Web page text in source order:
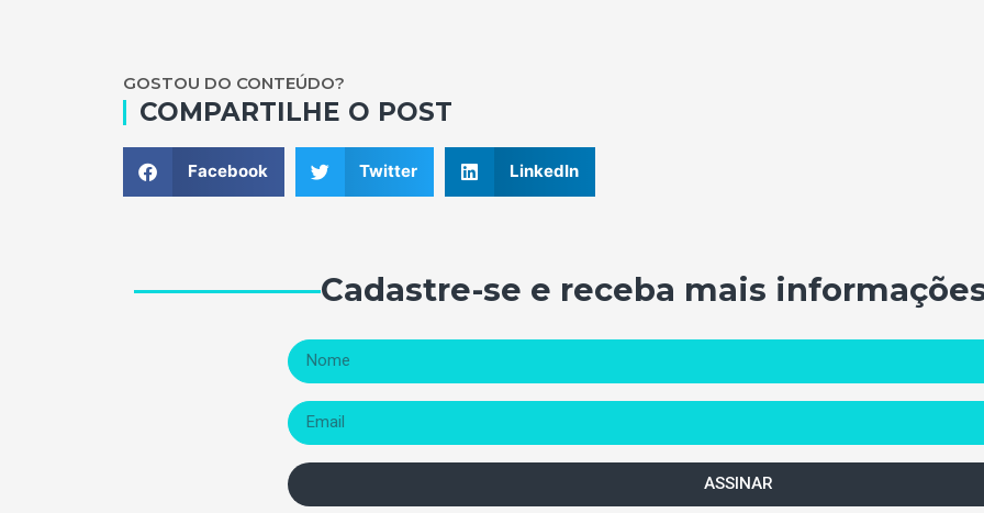
GOSTOU DO CONTEÚDO?
COMPARTILHE O POST
Facebook Twitter LinkedIn
Cadastre-se e receba mais
ASSINAR